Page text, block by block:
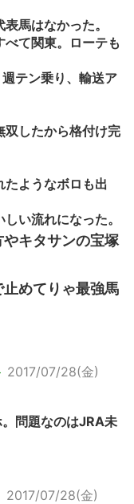
馬はなかった。
て関東。ローテも
テン乗り、輸送ア
双したから格付け完
たようなボロも出
い流れになった。
キタサンの宝塚
めてりゃ最強馬
2017/07/28(金)
問題なのはJRA未
2017/07/28(金)